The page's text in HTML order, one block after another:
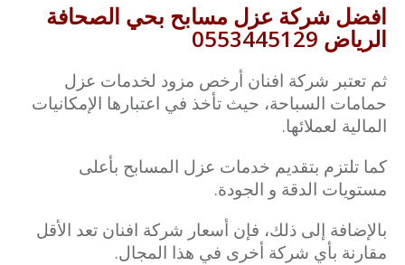
افضل شركة عزل مسابح بحي الصحافة
الرياض 0553445129
ثم تعتبر شركة افنان أرخص مزود لخدمات عزل
حمامات السباحة، حيث تأخذ في اعتبارها الإمكانيات
المالية لعملائها.
كما تلتزم بتقديم خدمات عزل المسابح بأعلى
مستويات الدقة و الجودة.
بالإضافة إلى ذلك، فإن أسعار شركة افنان تعد الأقل
مقارنة بأي شركة أخرى في هذا المجال.